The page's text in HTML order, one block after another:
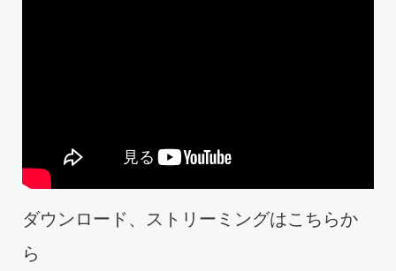
ダウンロード、ストリーミングはこちらか
ら